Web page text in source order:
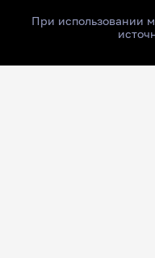
При использовании